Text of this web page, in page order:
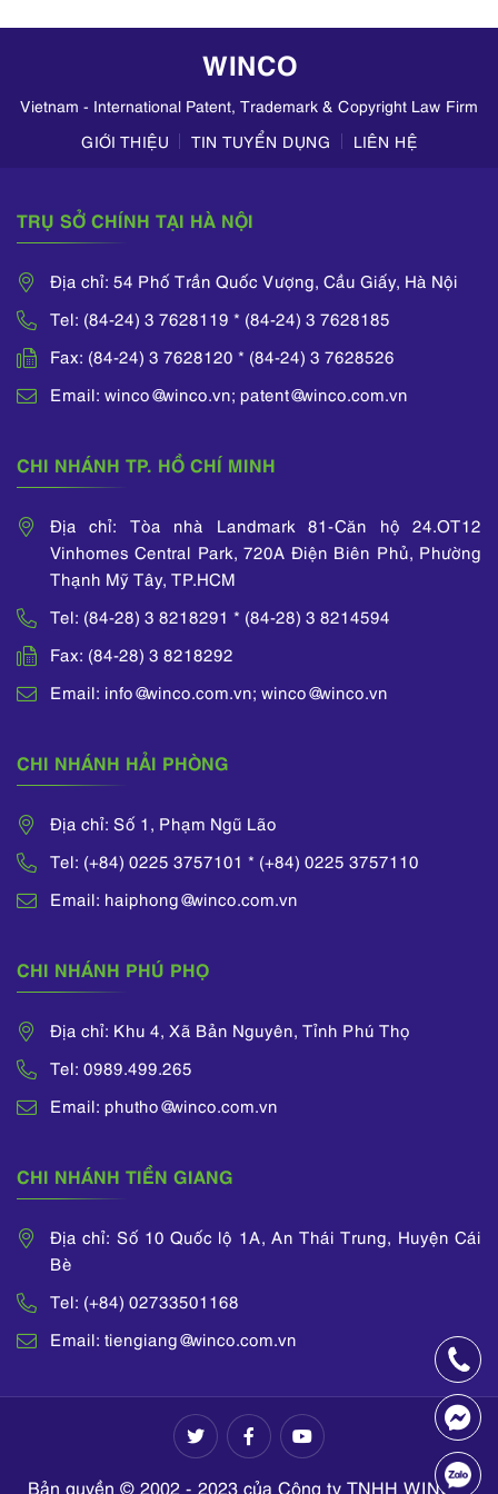
WINCO
Vietnam - International Patent, Trademark & Copyright Law Firm
GIỚI THIỆU
TIN TUYỂN DỤNG LIÊN HỆ
TRỤ SỞ CHÍNH TẠI HÀ NỘI
Địa chỉ: 54 Phố Trần Quốc Vượng, Cầu Giấy, Hà Nội
Tel: (84-24) 3 7628119 * (84-24) 3 7628185
Fax: (84-24) 3 7628120 * (84-24) 3 7628526
Email: winco@winco.vn; patent@winco.com.vn
CHI NHÁNH TP. HỒ CHÍ MINH
Địa chỉ: Tòa nhà Landmark 81-Căn hộ 24.OT12
Vinhomes Central Park, 720A Điện Biên Phủ, Phường
Thạnh Mỹ Tây, TP.HCM
Tel: (84-28) 3 8218291 * (84-28) 3 8214594
Fax: (84-28) 3 8218292
Email: info@winco.com.vn; winco@winco.vn
CHI NHÁNH HẢI PHÒNG
Địa chỉ: Số 1, Phạm Ngũ Lão
Tel: (+84) 0225 3757101 * (+84) 0225 3757110
Email: haiphong@winco.com.vn
CHI NHÁNH PHÚ PHỌ
Địa chỉ: Khu 4, Xã Bản Nguyên, Tỉnh Phú Thọ
Tel: 0989.499.265
Email: phutho@winco.com.vn
CHI NHÁNH TIỀN GIANG
Địa chỉ: Số 10 Quốc lộ 1A, An Thái Trung, Huyện Cái
Bè
Tel: (+84) 02733501168
Email: tiengiang@winco.com.vn
Bản quyền © 2002 - 2023 của Công ty TNHH WINCO.